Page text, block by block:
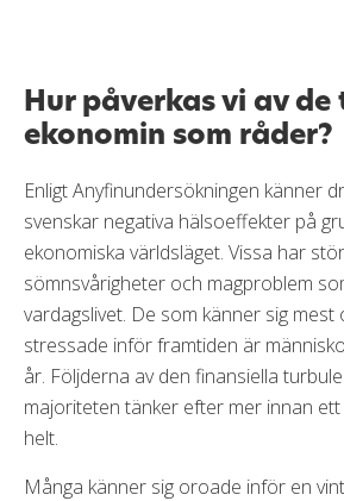
Hur påverkas vi av
ekonomin som råder?
Enligt Anyfinundersökningen känner
svenskar negativa hälsoeffekter på
ekonomiska världsläget. Vissa har
sömnsvårigheter och magproblem
vardagslivet. De som känner sig
stressade inför framtiden är
år. Följderna av den finansiella
majoriteten tänker efter mer innan
helt.
Många känner sig oroade inför en